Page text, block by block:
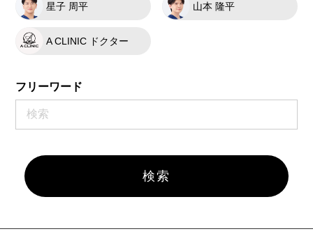
星子 周平 山本 隆平
A CLINIC ドクター
フリーワード